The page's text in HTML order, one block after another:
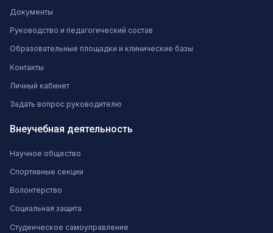
Документы
Руководство и педагогический состав
Образовательные площадки и клинические базы
Контакты
Личный кабинет
Задать вопрос руководителю
Внеучебная деятельность
Научное общество
Спортивные секции
Волонтерство
Социальная защита
Студенческое самоуправление